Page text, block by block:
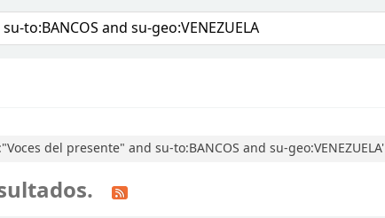
del presente" and su-to:BANCOS and su-geo:VENEZUELA'